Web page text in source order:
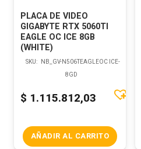
PLACA DE VIDEO
GIGABYTE RTX 5060TI
EAGLE OC ICE 8GB
(WHITE)
SKU: NB_GV-N506TEAGLEOC ICE-
8GD
$ 1.115.812,03
AÑADIR AL CARRITO